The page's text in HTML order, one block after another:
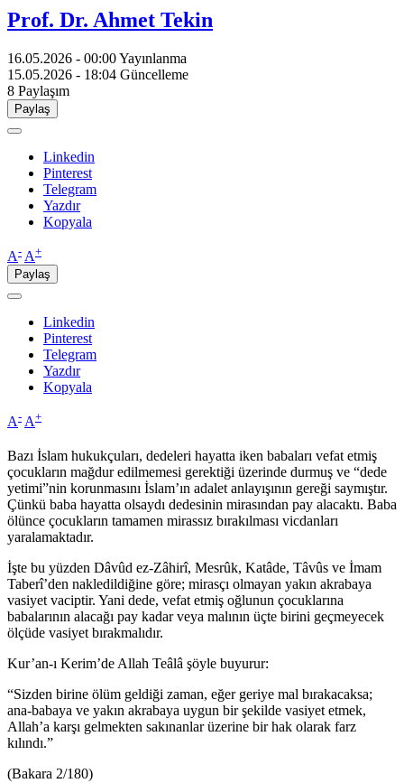
Prof. Dr. Ahmet Tekin
16.05.2026 - 00:00Yayınlanma
15.05.2026 - 18:04 Güncelleme
8 Paylaşım
Paylaş
Linkedin
Pinterest
Telegram
Yazdır
Kopyala
A- A+
Paylaş
Linkedin
Pinterest
Telegram
Yazdır
Kopyala
A- A+
Bazı İslam hukukçuları, dedeleri hayatta iken babaları vefat etmiş
çocukların mağdur edilmemesi gerektiği üzerinde durmuş ve “dede
yetimi”nin korunmasını İslam’ın adalet anlayışının gereği saymıştır.
Çünkü baba hayatta olsaydı dedesinin mirasından pay alacaktı. Baba
ölünce çocukların tamamen mirassız bırakılması vicdanları
yaralamaktadır.
İşte bu yüzden Dâvûd ez-Zâhirî, Mesrûk, Katâde, Tâvûs ve İmam
Taberî’den nakledildiğine göre; mirasçı olmayan yakın akrabaya
vasiyet vaciptir. Yani dede, vefat etmiş oğlunun çocuklarına
babalarının alacağı pay kadar veya malının üçte birini geçmeyecek
ölçüde vasiyet bırakmalıdır.
Kur’an-ı Kerim’de Allah Teâlâ şöyle buyurur:
“Sizden birine ölüm geldiği zaman, eğer geriye mal bırakacaksa;
ana-babaya ve yakın akrabaya uygun bir şekilde vasiyet etmek,
Allah’a karşı gelmekten sakınanlar üzerine bir hak olarak farz
kılındı.”
(Bakara 2/180)